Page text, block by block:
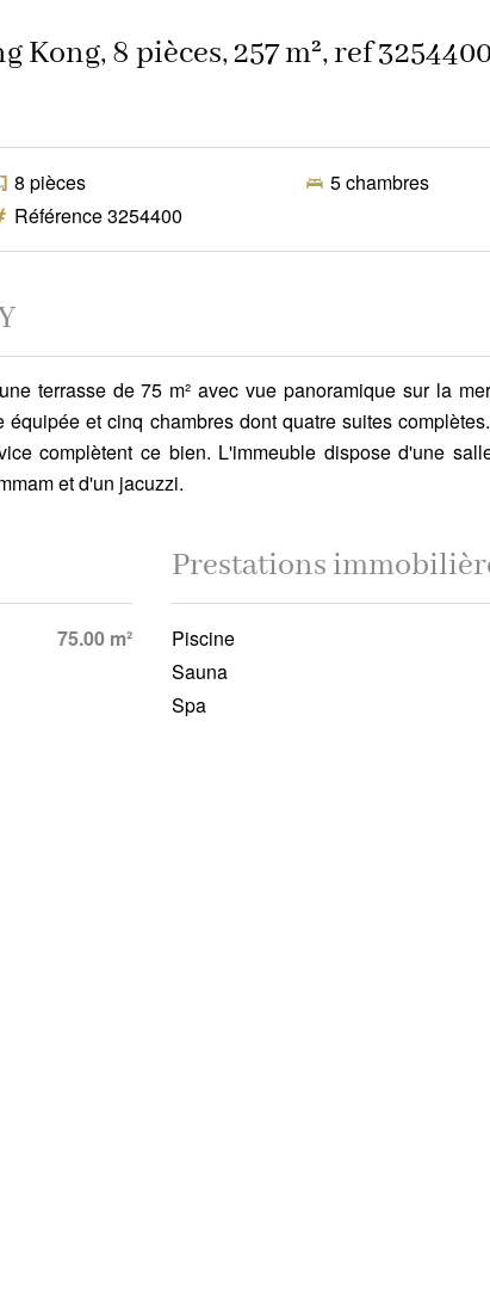
8 pièces, 257 m², ref 3254400
8 pièces
5 chambres
Référence 3254400
terrasse de 75 m² avec vue panoramique sur la
et cinq chambres dont quatre suites
complètent ce bien. L'immeuble dispose d'une
et d'un jacuzzi.
75.00 m²
Prestations
Piscine
Sauna
Spa